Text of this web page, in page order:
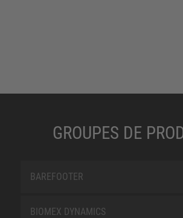
GROUPES DE
BAREFOOTER
BIOMEX DYNAMICS